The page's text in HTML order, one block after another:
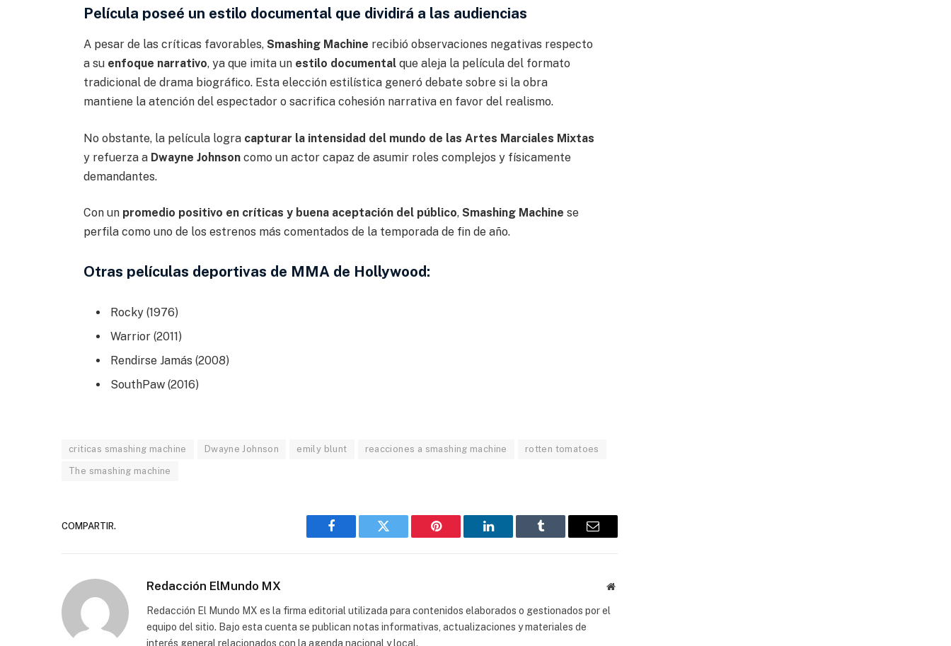
Película poseé un estilo documental que dividirá a las audiencias
A pesar de las críticas favorables, Smashing Machine recibió observaciones negativas respecto
a su enfoque narrativo, ya que imita un estilo documentalque aleja la película del formato
tradicional de drama biográfico. Esta elección estilística generó debate sobre si la obra
mantiene la atención del espectador o sacrifica cohesión narrativa en favor del realismo.
No obstante, la película logra capturar la intensidad del mundo de las Artes Marciales Mixtas
y refuerza a Dwayne Johnsoncomo un actor capaz de asumir roles complejos y físicamente
demandantes.
Con un promedio positivo en críticas y buena aceptación del público, Smashing Machine se
perfila como uno de los estrenos más comentados de la temporada de fin de año.
Otras películas deportivas de MMA de Hollywood:
Rocky (1976)
Warrior (2011)
Rendirse Jamás (2008)
SouthPaw (2016)
criticas smashing machine Dwayne Johnson emily blunt reacciones a smashing machine rotten tomatoes
The smashing machine
COMPARTIR.
Facebook Gorjeo Pinterest LinkedIn Tumblr
Correo
Redacción ElMundo MX
Sitio
Redacción El Mundo MX es la firma editorial utilizada para contenidos elaborados o gestionados por el
equipo del sitio. Bajo esta cuenta se publican notas informativas, actualizaciones y materiales de
interés general relacionados con la agenda nacional y local.